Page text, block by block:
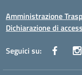
Amministrazione
Dichiarazione di
Seguici su: